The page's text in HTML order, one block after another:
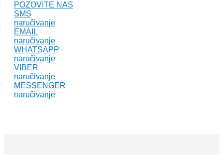
POZOVITE NAS
SMS
naručivanje
EMAIL
naručivanje
WHATSAPP
naručivanje
VIBER
naručivanje
MESSENGER
naručivanje